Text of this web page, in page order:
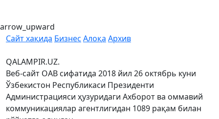
arrow_upward
Сайт хақида Бизнес Алоқа Архив
QALAMPIR.UZ.
Веб-сайт ОАВ сифатида 2018 йил 26 октябрь куни
Ўзбекистон Республикаси Президенти
Администрацияси ҳузуридаги Ахборот ва оммавий
коммуникациялар агентлигидан 1089 рақам билан